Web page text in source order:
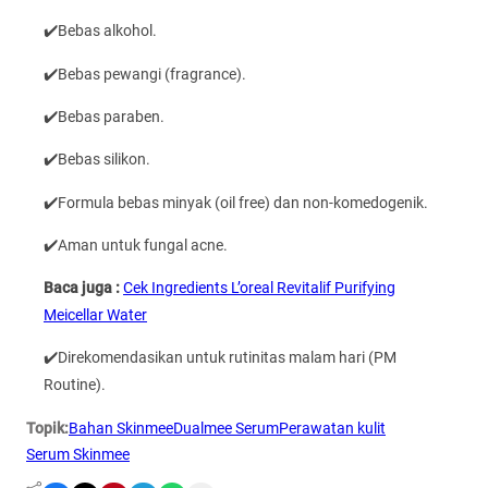
✔️Bebas alkohol.
✔️Bebas pewangi (fragrance).
✔️Bebas paraben.
✔️Bebas silikon.
✔️Formula bebas minyak (oil free) dan non-komedogenik.
✔️Aman untuk fungal acne.
Baca juga :Cek Ingredients L’oreal Revitalif Purifying
Meicellar Water
✔️Direkomendasikan untuk rutinitas malam hari (PM
Routine).
Topik:Bahan SkinmeeDualmee SerumPerawatan kulit
Serum Skinmee